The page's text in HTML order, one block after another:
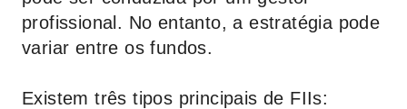
profissional. No entanto, a estratégia pode
variar entre os fundos.
Existem três tipos principais de FIIs: